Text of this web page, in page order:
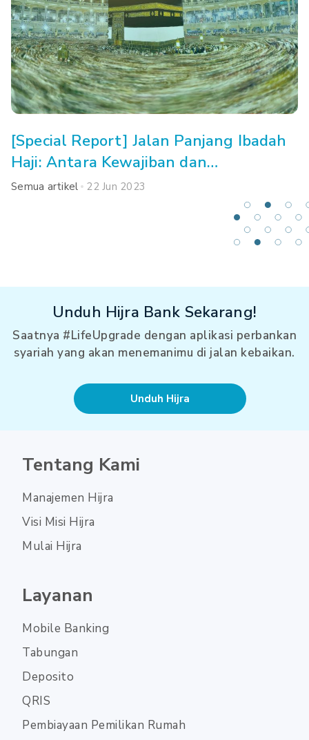
[Special Report] Jalan Panjang Ibadah
Haji: Antara Kewajiban dan
Kemampuan
Semua artikel 22 Jun 2023
Unduh Hijra Bank Sekarang!
Saatnya #LifeUpgrade dengan aplikasi perbankan
syariah yang akan menemanimu di jalan kebaikan.
Unduh Hijra
Tentang Kami
Manajemen Hijra
Visi Misi Hijra
Mulai Hijra
Layanan
Mobile Banking
Tabungan
Deposito
QRIS
Pembiayaan Pemilikan Rumah